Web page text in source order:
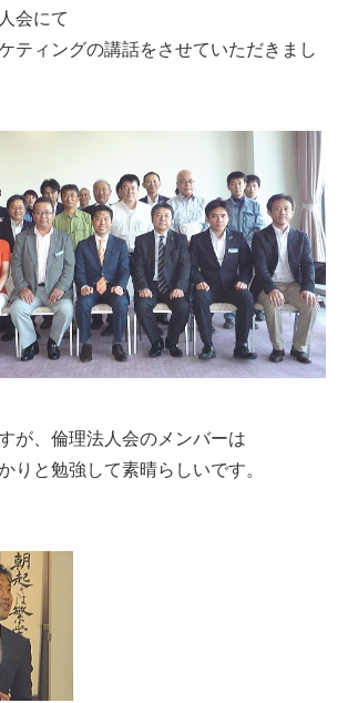
会にて
ティングの講話をさせていただきまし
が、倫理法人会のメンバーは
りと勉強して素晴らしいです。